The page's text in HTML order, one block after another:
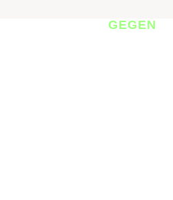
GEGEN